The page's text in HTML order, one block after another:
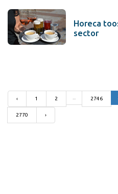
Horeca
sector
‹ 1 2 2746
2770 ›